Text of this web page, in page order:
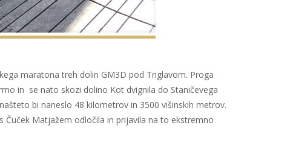
maratona treh dolin GM3D pod Triglavom. Proga
in se nato skozi dolino Kot dvignila do Staničevega
bi naneslo 48 kilometrov in 3500 višinskih metrov.
Čuček Matjažem odločila in prijavila na to ekstremno